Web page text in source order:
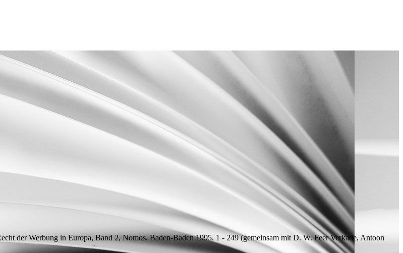
der Werbung in Europa, Band 2, Nomos, Baden-Baden 1995, 1 - 249 (gemeinsam mit D. W. Feer Verkade, Antoon